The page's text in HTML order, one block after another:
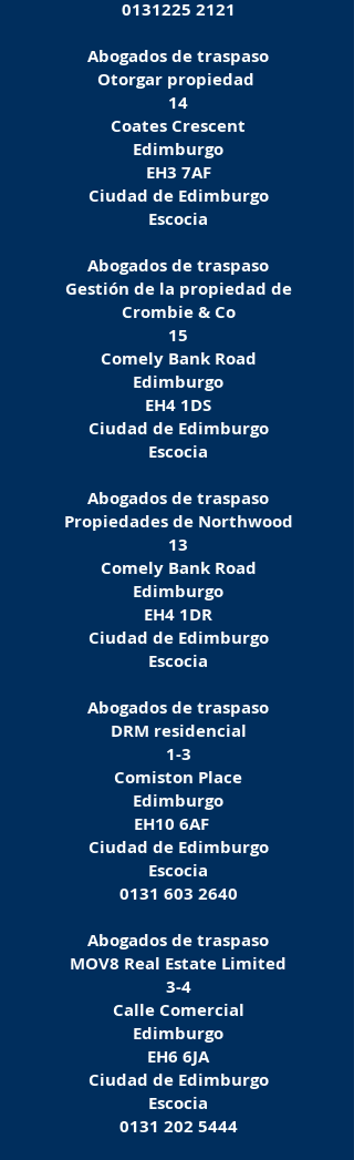
0131225 2121
Abogados de traspaso
Otorgar propiedad
14
Coates Crescent
Edimburgo
EH3 7AF
Ciudad de Edimburgo
Escocia
Abogados de traspaso
Gestión de la propiedad de
Crombie & Co
15
Comely Bank Road
Edimburgo
EH4 1DS
Ciudad de Edimburgo
Escocia
Abogados de traspaso
Propiedades de Northwood
13
Comely Bank Road
Edimburgo
EH4 1DR
Ciudad de Edimburgo
Escocia
Abogados de traspaso
DRM residencial
1-3
Comiston Place
Edimburgo
EH10 6AF
Ciudad de Edimburgo
Escocia
0131 603 2640
Abogados de traspaso
MOV8 Real Estate Limited
3-4
Calle Comercial
Edimburgo
EH6 6JA
Ciudad de Edimburgo
Escocia
0131 202 5444